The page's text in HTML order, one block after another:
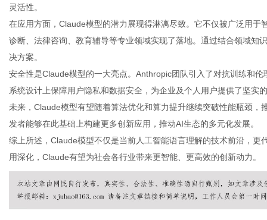
灵活性。
在应用方面，Claude模型的潜力展现得淋漓尽致。它不仅被广泛用
诊断、法律咨询、教育辅导等专业领域实现了落地。通过结合领域知
决方案。
安全性是Claude模型的一大亮点。Anthropic团队引入了对抗训练和
系统设计上保障用户隐私和数据安全，为企业及个人用户提供了坚实
未来，Claude模型有望随着算法优化和算力提升继续突破性能瓶颈
发者能够在此基础上构建更多创新应用，推动AI生态的多元化发展。
综上所述，Claude模型不仅是当前人工智能语言理解的技术前沿，
用深化，Claude有望为社会各行业带来更智能、更高效的创新动力。